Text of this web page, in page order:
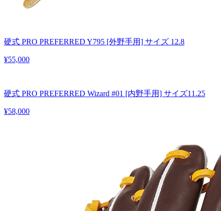
硬式 PRO PREFERRED Y795 [外野手用] サイズ 12.8
¥55,000
硬式 PRO PREFERRED Wizard #01 [内野手用] サイズ11.25
¥58,000